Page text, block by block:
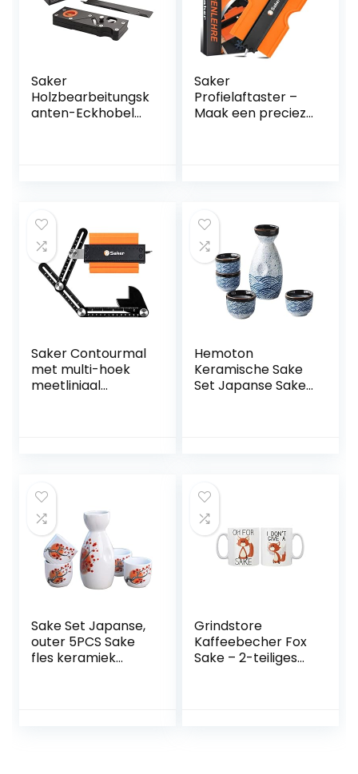
Saker
Holzbearbeitungsk
anten-Eckhobel
Manuelle Hobel
Anfasen und
Trimmen,
Fasenhobel,
Holzhobel
Saker
Profielaftaster –
Maak een precieze
Voor doe-het-
zelvers of de
professionele
bouw
Saker Contourmal
met multi-hoek
meetliniaal
tracing
Hemoton
Keramische Sake
Set Japanse Sake
Sake Set Japanse,
outer 5PCS Sake
fles keramiek
Grindstore
Kaffeebecher Fox
Sake – 2-teiliges